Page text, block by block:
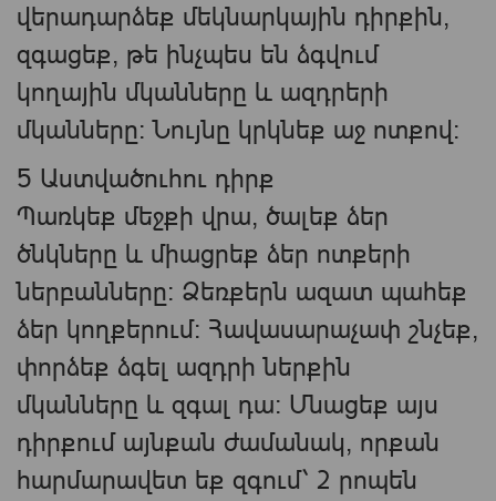
վերադարձեք մեկնարկային դիրքին,
զգացեք, թե ինչպես են ձգվում
կողային մկանները և ազդրերի
մկանները։ Նույնը կրկնեք աջ ոտքով։
5 Աստվածուհու դիրք
Պառկեք մեջքի վրա, ծալեք ձեր
ծնկները և միացրեք ձեր ոտքերի
ներբանները: Ձեռքերն ազատ պահեք
ձեր կողքերում: Հավասարաչափ շնչեք,
փորձեք ձգել ազդրի ներքին
մկանները և զգալ դա։ Մնացեք այս
դիրքում այնքան ժամանակ, որքան
հարմարավետ եք զգում՝ 2 րոպեն